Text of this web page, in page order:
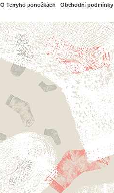
O Terryho ponožkách Obchodní podmínky
PayPal